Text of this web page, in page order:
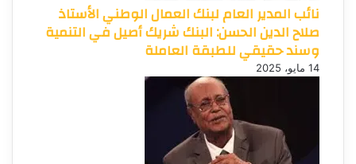
نائب المدير العام لبنك العمال الوطني الأستاذ
صلاح الدين الحسن: البنك شريك أصيل في التنمية
وسند حقيقي للطبقة العاملة
14 مايو، 2025